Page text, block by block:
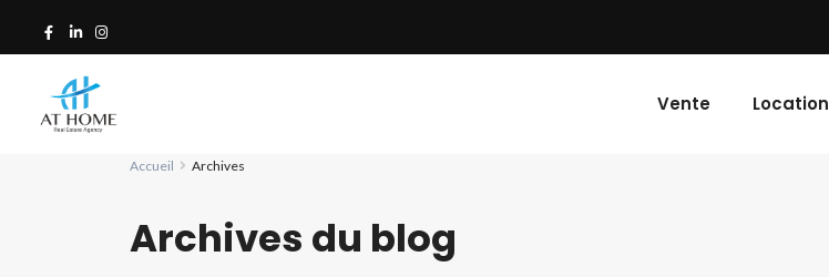
Vente Location
Accueil Archives
Archives du blog